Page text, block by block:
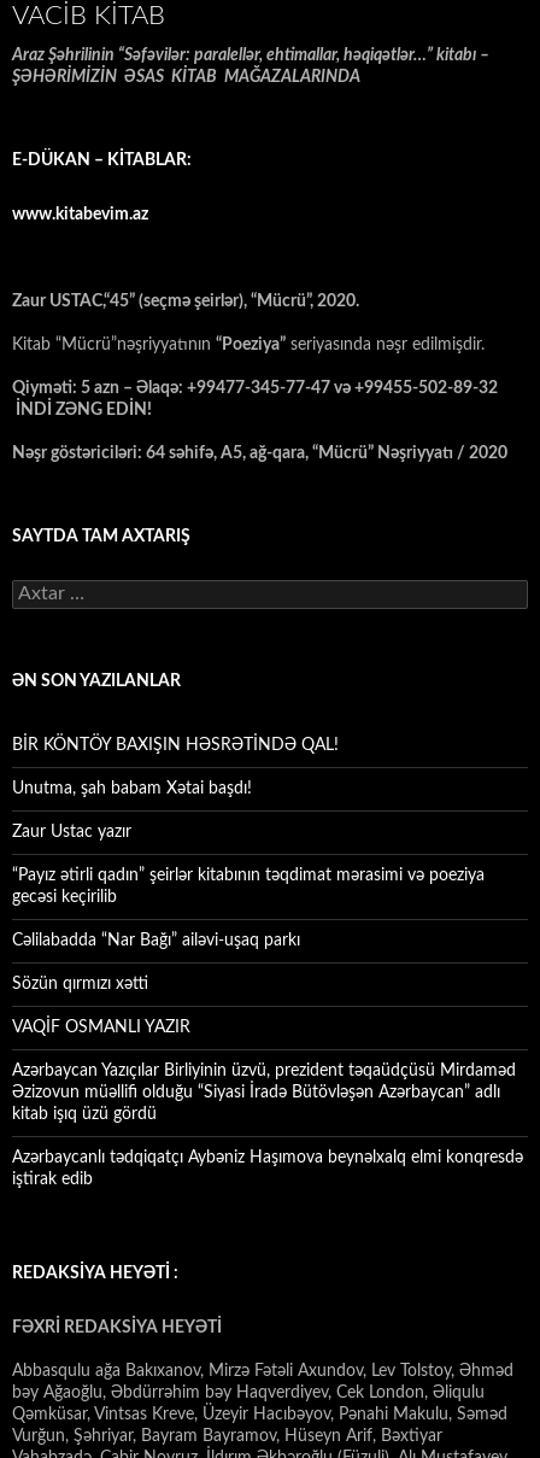
VACIB KITAB
Araz Şəhrilinin “Səfəvilər: paralellər, ehtimallar, həqiqətlər…” kitabı –
ŞƏHƏRİMİZİN ƏSAS KİTAB MAĞAZALARINDA
E-DÜKAN – KİTABLAR:
www.kitabevim.az
Zaur USTAC,“45” (seçmə şeirlər), “Mücrü”, 2020.
Kitab “Mücrü”nəşriyyatının “Poeziya” seriyasında nəşr edilmişdir.
Qiyməti: 5 azn – Əlaqə: +99477-345-77-47 və +99455-502-89-32
İNDİ ZƏNG EDİN!
Nəşr göstəriciləri: 64 səhifə, A5, ağ-qara, “Mücrü” Nəşriyyatı / 2020
SAYTDA TAM AXTARIŞ
Axtarış:
ƏN SON YAZILANLAR
BİR KÖNTÖY BAXIŞIN HƏSRƏTİNDƏ QAL!
Unutma, şah babam Xətai başdı!
Zaur Ustac yazır
“Payız ətirli qadın” şeirlər kitabının təqdimat mərasimi və poeziya
gecəsi keçirilib
Cəlilabadda “Nar Bağı” ailəvi-uşaq parkı
Sözün qırmızı xətti
VAQİF OSMANLI YAZIR
Azərbaycan Yazıçılar Birliyinin üzvü, prezident təqaüdçüsü Mirdaməd
Əzizovun müəllifi olduğu “Siyasi İradə Bütövləşən Azərbaycan” adlı
kitab işıq üzü gördü
Azərbaycanlı tədqiqatçı Aybəniz Haşımova beynəlxalq elmi konqresdə
iştirak edib
REDAKSİYA HEYƏTİ :
FƏXRİ REDAKSİYA HEYƏTİ
Abbasqulu ağa Bakıxanov, Mirzə Fətəli Axundov, Lev Tolstoy, Əhməd
bəy Ağaoğlu, Əbdürrəhim bəy Haqverdiyev, Cek London, Əliqulu
Qəmküsar, Vintsas Kreve, Üzeyir Hacıbəyov, Pənahi Makulu, Səməd
Vurğun, Şəhriyar, Bayram Bayramov, Hüseyn Arif, Bəxtiyar